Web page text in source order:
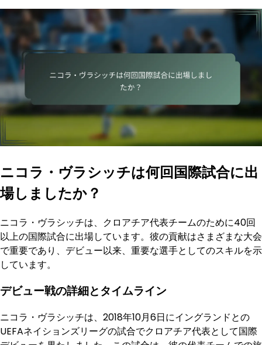
ニコラ・ヴラシッチは何回国際試合に出
場しましたか？
ニコラ・ヴラシッチは、クロアチア代表チームのために40回
以上の国際試合に出場しています。彼の貢献はさまざまな大会
で重要であり、デビュー以来、重要な選手としてのスキルを示
しています。
デビュー戦の詳細とタイムライン
ニコラ・ヴラシッチは、2018年10月6日にイングランドとの
UEFAネイションズリーグの試合でクロアチア代表として国際